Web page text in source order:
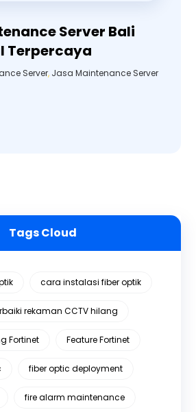
Server Bali
Terpercaya
Server, Jasa Maintenance Server
Tags Cloud
cara instalasi fiber optik
rekaman CCTV hilang
Fortinet Feature Fortinet
fiber optic deployment
fire alarm maintenance